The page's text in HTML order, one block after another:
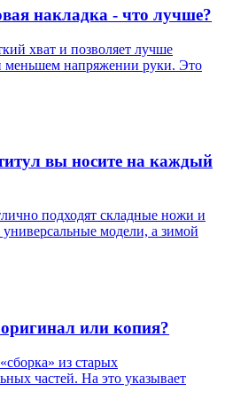
накладка - что лучше?
хват и позволяет лучше
меньшем напряжении руки. Это
вы носите на каждый
подходят складные ножи и
модели, а зимой
или копия?
из старых
частей. На это указывает